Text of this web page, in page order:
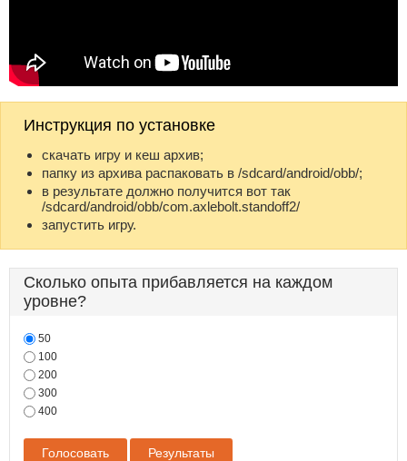
Инструкция по установке
скачать игру и кеш архив;
папку из архива распаковать в /sdcard/android/obb/;
в результате должно получится вот так
/sdcard/android/obb/com.axlebolt.standoff2/
запустить игру.
Сколько опыта прибавляется на каждом
уровне?
50
100
200
300
400
Голосовать Результаты